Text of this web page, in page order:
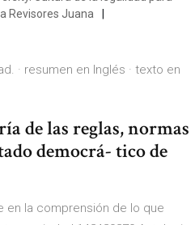
Revisores Juana
· resumen en Inglés · texto en
de las reglas, normas
democrá- tico de
en la comprensión de lo que